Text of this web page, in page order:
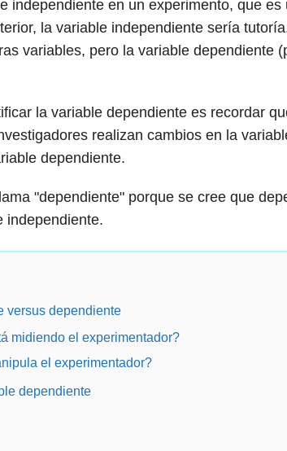
independiente en un experimento, que
la variable independiente sería
variables, pero la variable dependiente
la variable dependiente es recordar
realizan cambios en la
dependiente.
"dependiente" porque se cree que
independiente.
versus dependiente
midiendo el experimentador?
el experimentador?
dependiente